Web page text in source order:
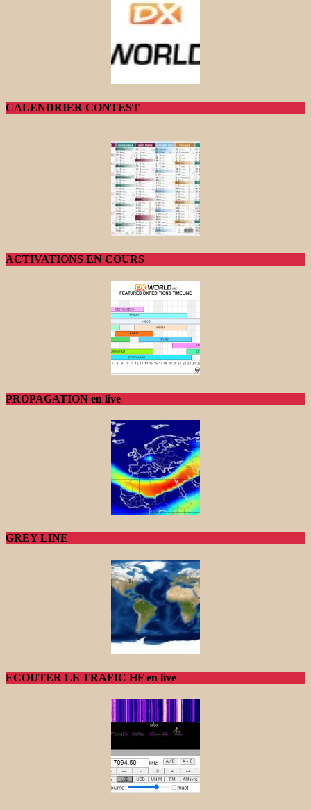
CALENDRIER CONTEST
ACTIVATIONS EN COURS
PROPAGATION en live
GREY LINE
ECOUTER LE TRAFIC HF en live